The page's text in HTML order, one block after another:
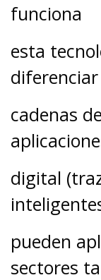
funciona
esta
cadenas
digital
pueden
sectores